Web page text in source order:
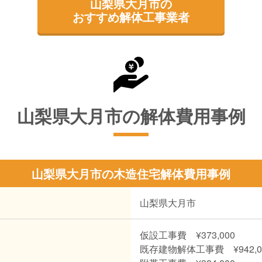
おすすめ解体工事業者
山梨県大月市の解体費用事例
山梨県大月市の木造住宅解体費用事例
山梨県大月市
仮設工事費 ¥373,000
既存建物解体工事費